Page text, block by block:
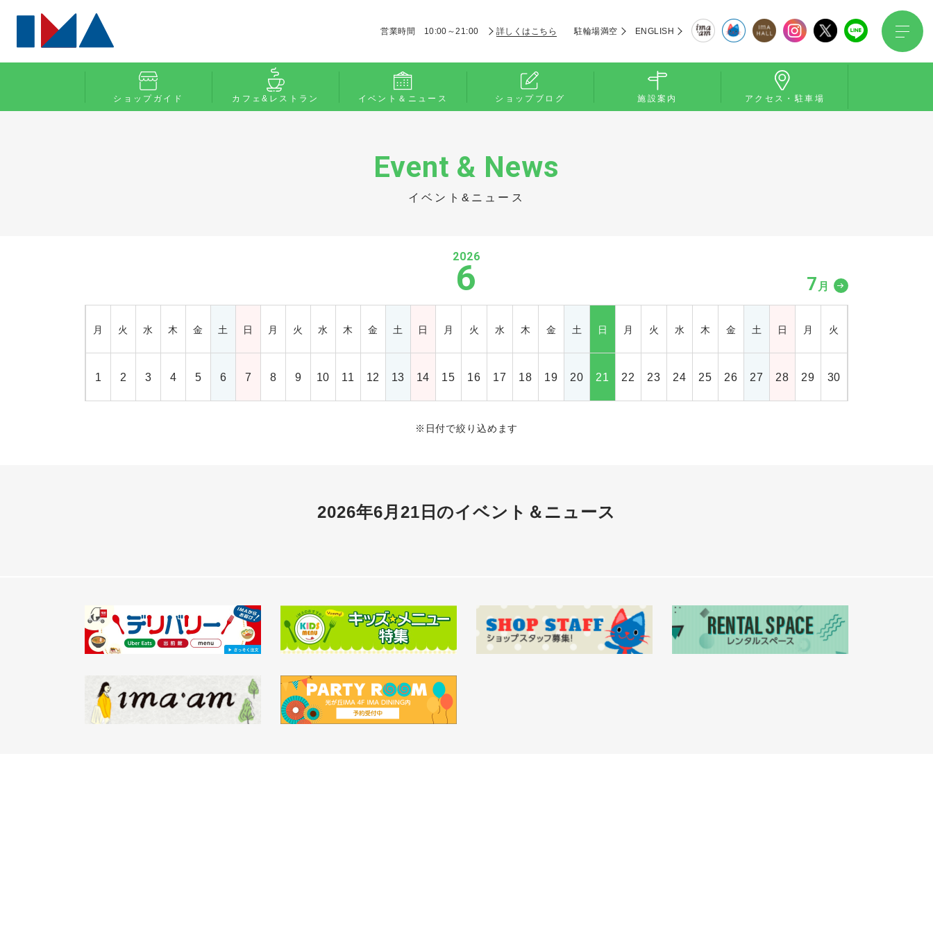
営業時間 10:00～21:00 詳しくはこちら 駐輪場満空 ENGLISH
ショップガイド カフェ&レストラン イベント＆ニュース ショップブログ 施設案内 アクセス・駐車場
Event & News
イベント&ニュース
2026
6 7 月
月 火 水 木 金 土 日 月 火 水 木 金 土 日 月 火 水 木 金 土 日 月 火 水 木 金 土 日 月 火
1 2 3 4 5 6 7 8 9 10 11 12 13 14 15 16 17 18 19 20 21 22 23 24 25 26 27 28 29 30
※ 日付で絞り込めます
2026年6月21日のイベント＆ニュース